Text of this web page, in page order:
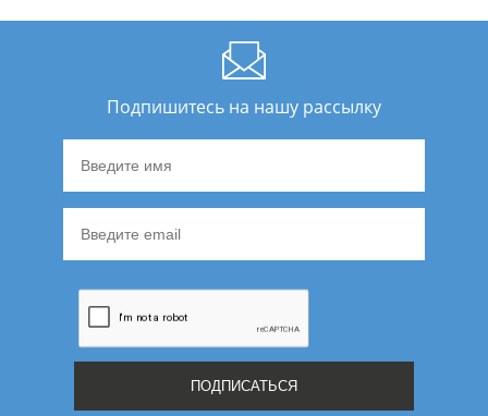
Подпишитесь на нашу рассылку